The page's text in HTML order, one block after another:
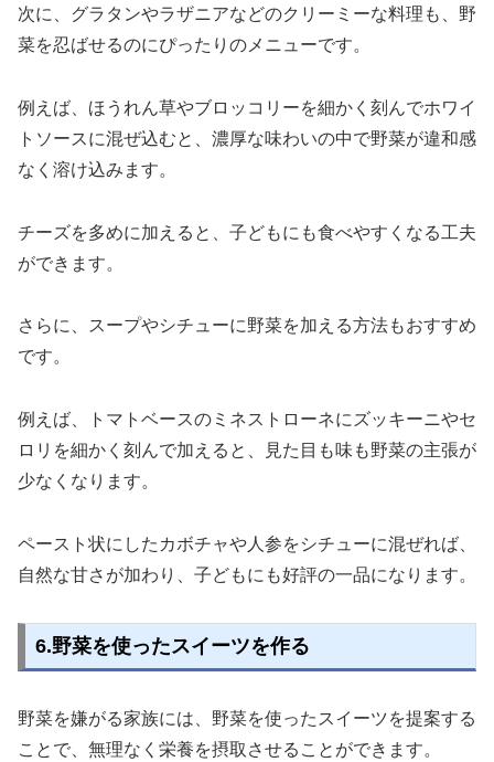
次に、グラタンやラザニアなどのクリーミーな料理も、野
菜を忍ばせるのにぴったりのメニューです。
例えば、ほうれん草やブロッコリーを細かく刻んでホワイ
トソースに混ぜ込むと、濃厚な味わいの中で野菜が違和感
なく溶け込みます。
チーズを多めに加えると、子どもにも食べやすくなる工夫
ができます。
さらに、スープやシチューに野菜を加える方法もおすすめ
です。
例えば、トマトベースのミネストローネにズッキーニやセ
ロリを細かく刻んで加えると、見た目も味も野菜の主張が
少なくなります。
ペースト状にしたカボチャや人参をシチューに混ぜれば、
自然な甘さが加わり、子どもにも好評の一品になります。
6.野菜を使ったスイーツを作る
野菜を嫌がる家族には、野菜を使ったスイーツを提案する
ことで、無理なく栄養を摂取させることができます。